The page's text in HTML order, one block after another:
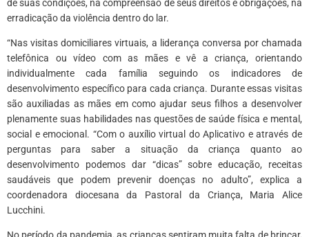
de suas condições, na compreensão de seus direitos e obrigações, na
erradicação da violência dentro do lar.
“Nas visitas domiciliares virtuais, a liderança conversa por chamada
telefônica ou vídeo com as mães e vê a criança, orientando
individualmente cada família seguindo os indicadores de
desenvolvimento específico para cada criança. Durante essas visitas
são auxiliadas as mães em como ajudar seus filhos a desenvolver
plenamente suas habilidades nas questões de saúde física e mental,
social e emocional. “Com o auxílio virtual do Aplicativo e através de
perguntas para saber a situação da criança quanto ao
desenvolvimento podemos dar “dicas” sobre educação, receitas
saudáveis que podem prevenir doenças no adulto”, explica a
coordenadora diocesana da Pastoral da Criança, Maria Alice
Lucchini.
No período da pandemia, as crianças sentiram muita falta de brincar,